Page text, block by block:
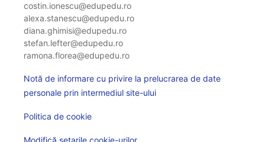
costin.ionescu@edupedu.ro
alexa.stanescu@edupedu.ro
diana.ghimisi@edupedu.ro
stefan.lefter@edupedu.ro
ramona.florea@edupedu.ro
Notă de informare cu privire la prelucrarea de date
personale prin intermediul site-ului
Politica de cookie